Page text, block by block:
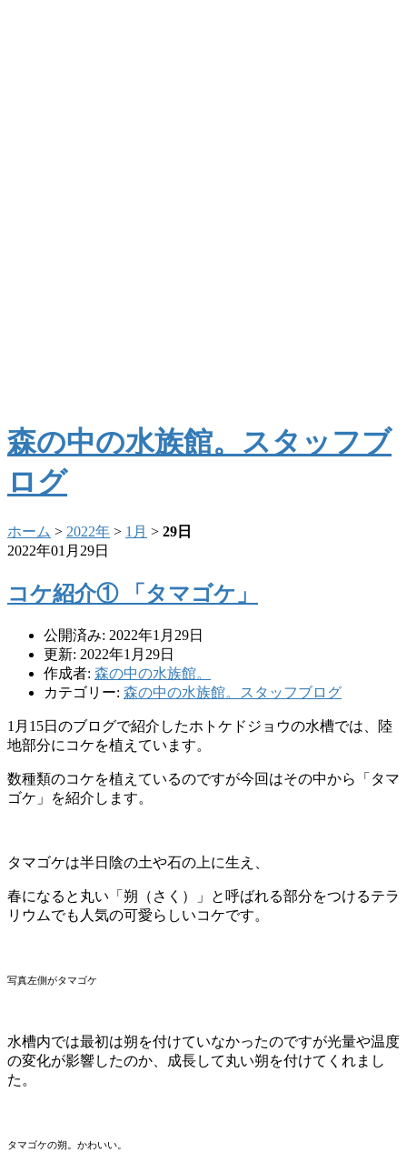
森の中の水族館。スタッフブ
ログ
ホーム > 2022年 > 1月 > 29日
2022年01月29日
コケ紹介① 「タマゴケ」
公開済み: 2022年1月29日
更新: 2022年1月29日
作成者: 森の中の水族館。
カテゴリー: 森の中の水族館。スタッフブログ
1月15日のブログで紹介したホトケドジョウの水槽では、陸
地部分にコケを植えています。
数種類のコケを植えているのですが今回はその中から「タマ
ゴケ」を紹介します。
タマゴケは半日陰の土や石の上に生え、
春になると丸い「朔（さく）」と呼ばれる部分をつけるテラ
リウムでも人気の可愛らしいコケです。
写真左側がタマゴケ
水槽内では最初は朔を付けていなかったのですが光量や温度
の変化が影響したのか、成長して丸い朔を付けてくれまし
た。
タマゴケの朔。かわいい。